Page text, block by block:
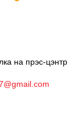
на прэс-цэнтр